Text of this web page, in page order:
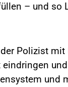
– und so
Polizist mit
und